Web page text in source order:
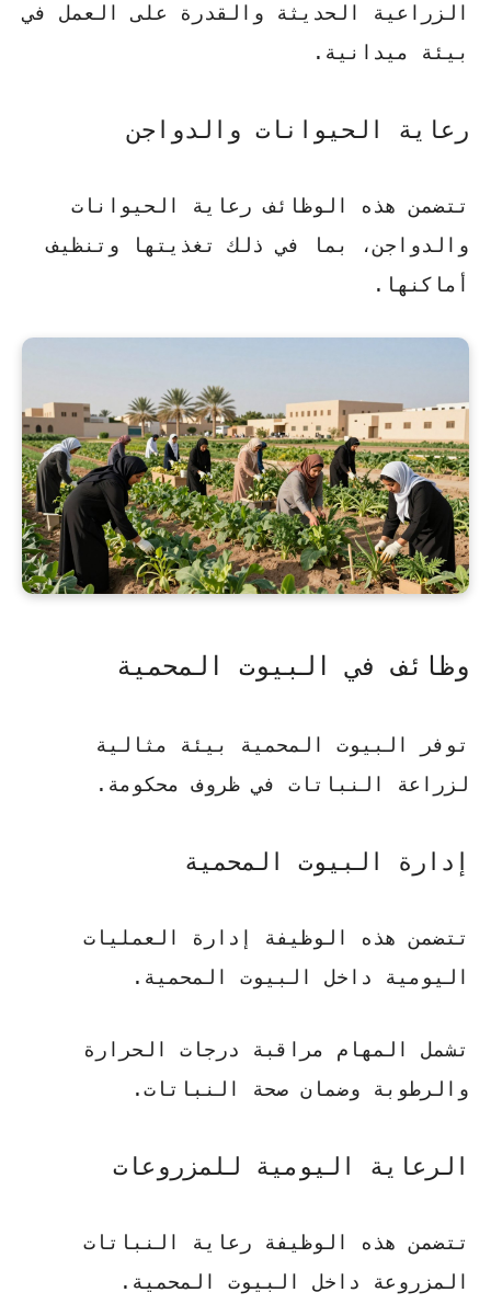
الزراعية الحديثة والقدرة على العمل في
بيئة ميدانية.
رعاية الحيوانات والدواجن
تتضمن هذه الوظائف رعاية الحيوانات
والدواجن، بما في ذلك تغذيتها وتنظيف
أماكنها.
وظائف في البيوت المحمية
توفر البيوت المحمية بيئة مثالية
لزراعة النباتات في ظروف محكومة.
إدارة البيوت المحمية
تتضمن هذه الوظيفة إدارة العمليات
اليومية داخل البيوت المحمية.
تشمل المهام مراقبة درجات الحرارة
والرطوبة وضمان صحة النباتات.
الرعاية اليومية للمزروعات
تتضمن هذه الوظيفة رعاية النباتات
المزروعة داخل البيوت المحمية.